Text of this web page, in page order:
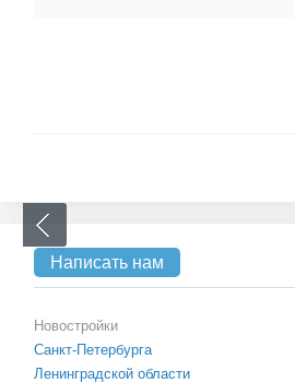
Написать нам
Новостройки
Санкт-Петербурга
Ленинградской области